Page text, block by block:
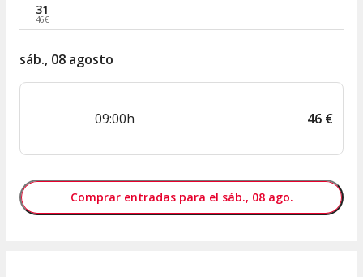
31
46€
sáb., 08 agosto
09:00h 46 €
Comprar entradas para el sáb., 08 ago.